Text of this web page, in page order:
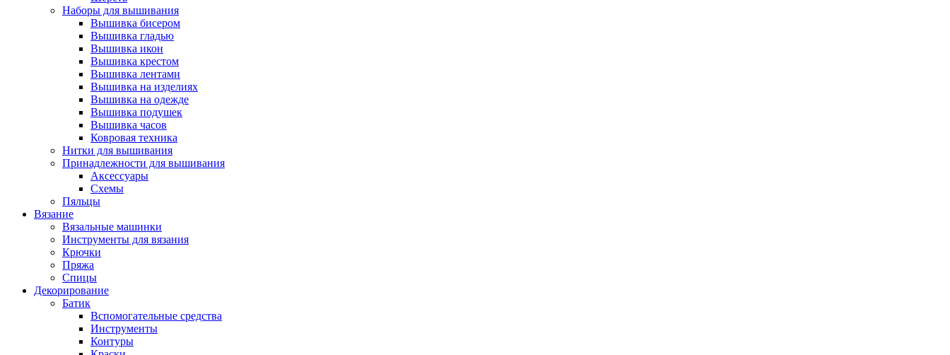
Наборы для вышивания
Вышивка бисером
Вышивка гладью
Вышивка икон
Вышивка крестом
Вышивка лентами
Вышивка на изделиях
Вышивка на одежде
Вышивка подушек
Вышивка часов
Ковровая техника
Нитки для вышивания
Принадлежности для вышивания
Аксессуары
Схемы
Пяльцы
Вязание
Вязальные машинки
Инструменты для вязания
Крючки
Пряжа
Спицы
Декорирование
Батик
Вспомогательные средства
Инструменты
Контуры